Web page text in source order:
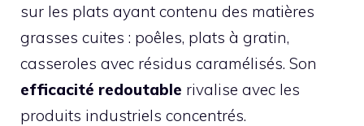
sur les plats ayant contenu des matières
grasses cuites : poêles, plats à gratin,
casseroles avec résidus caramélisés. Son
efficacité redoutable rivalise avec les
produits industriels concentrés.